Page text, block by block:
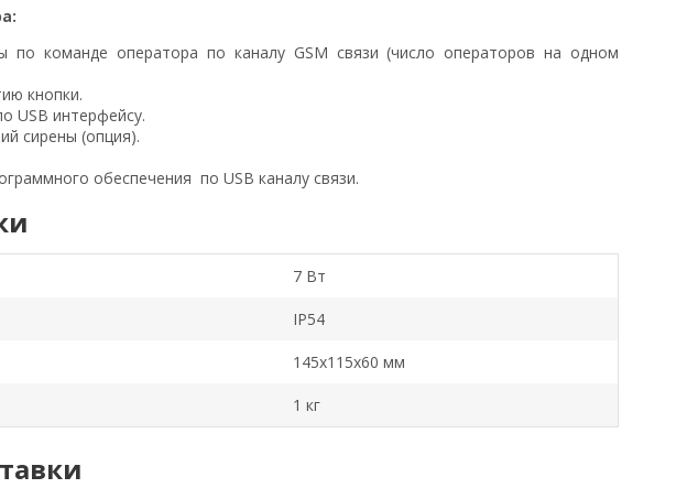
по команде оператора по каналу GSM связи (число операторов на одном
кнопки.
USB интерфейсу.
сирены (опция).
обеспечения по USB каналу связи.
7 Вт
IP54
145х115х60 мм
1 кг